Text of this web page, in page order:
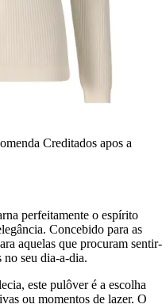
Creditados apos a
perfeitamente o espírito
Concebido para as
aquelas que procuram sentir-
no seu dia-a-dia.
este pulôver é a escolha
ou momentos de lazer. O